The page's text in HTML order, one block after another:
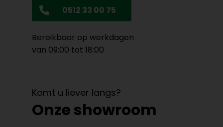
0512 33 00 75
Bereikbaar op werkdagen
van 09:00 tot 18:00
Komt u liever langs?
Onze showroom